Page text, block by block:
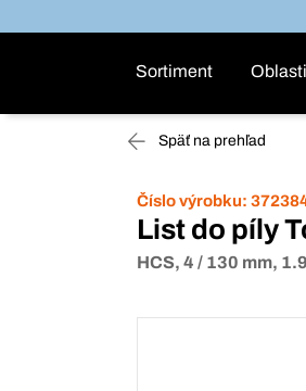
Sortiment
Späť na prehľad
Číslo výrobku:
List do píly
HCS, 4 / 130 mm,